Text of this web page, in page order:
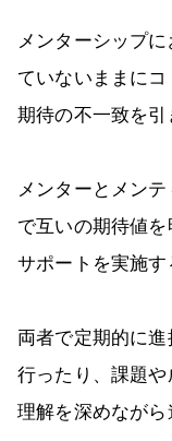
メンターシップ
ていないままに
期待の不一致を引
メンターとメン
で互いの期待値
サポートを実施す
両者で定期的に
行ったり、課題
理解を深めながら